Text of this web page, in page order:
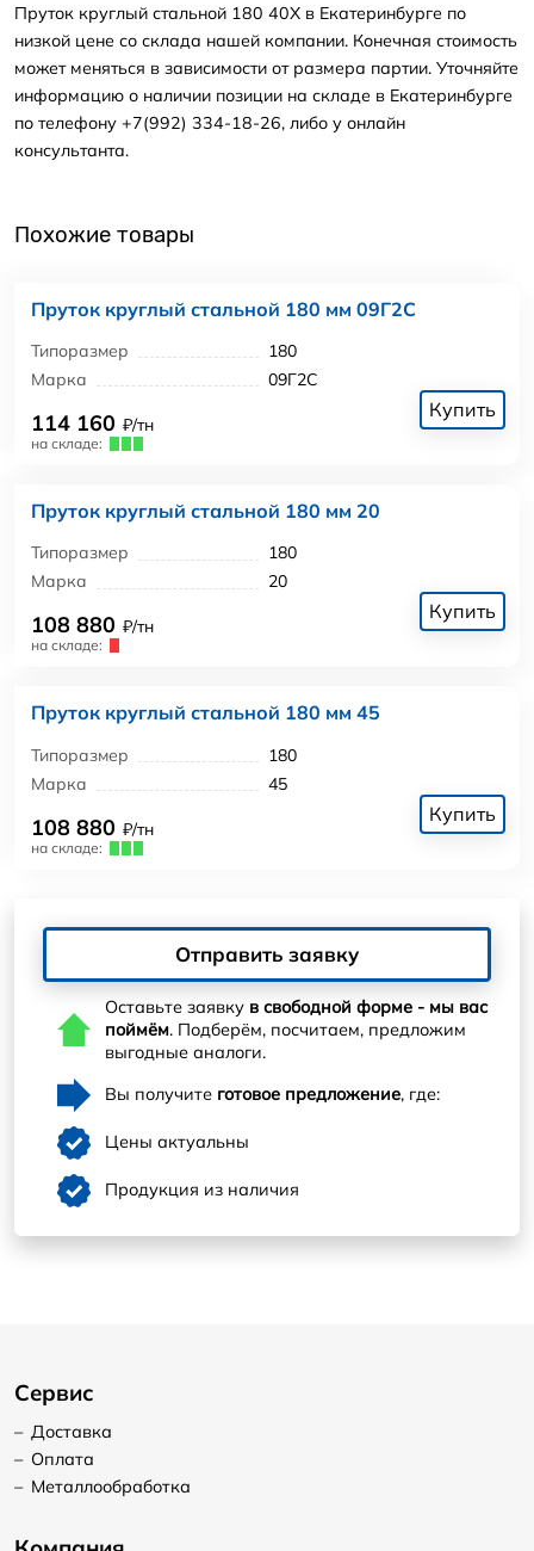
Пруток круглый стальной 180 40Х в Екатеринбурге по
низкой цене со склада нашей компании. Конечная стоимость
может меняться в зависимости от размера партии. Уточняйте
информацию о наличии позиции на складе в Екатеринбурге
по телефону +7(992) 334-18-26, либо у онлайн
консультанта.
Похожие товары
Пруток круглый стальной 180 мм 09Г2С
Типоразмер
180
Марка
09Г2С
114 160 ₽/тн
на складе:
Купить
Пруток круглый стальной 180 мм 20
Типоразмер
180
Марка
20
108 880 ₽/тн
на складе:
Купить
Пруток круглый стальной 180 мм 45
Типоразмер
180
Марка
45
108 880 ₽/тн
на складе:
Купить
Отправить заявку
Оставьте заявку в свободной форме - мы вас
поймём. Подберём, посчитаем, предложим
выгодные аналоги.
Вы получите готовое предложение, где:
Цены актуальны
Продукция из наличия
Сервис
– Доставка
– Оплата
– Металлообработка